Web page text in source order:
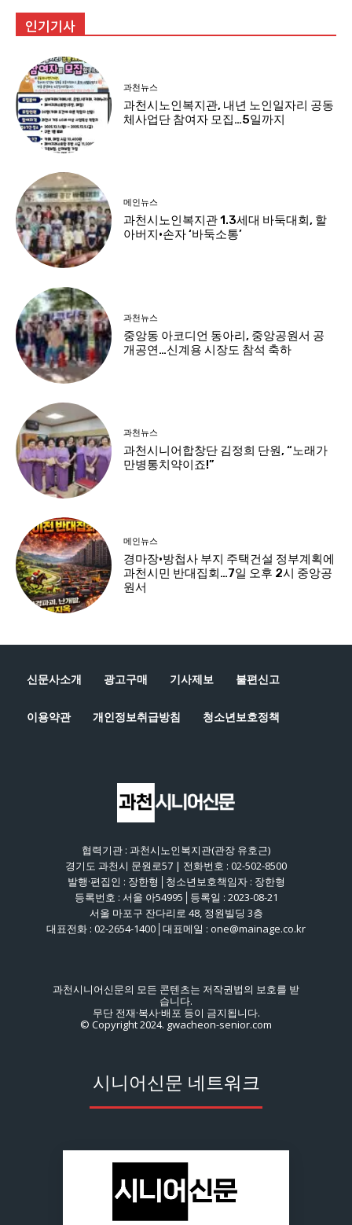
신문사소개 광고구매 기사제보 불편신고
이용약관 개인정보취급방침 청소년보호정책
협력기관 : 과천시노인복지관(관장 유호근)
경기도 과천시 문원로57 | 전화번호 : 02-502-8500
발행·편집인 : 장한형│청소년보호책임자 : 장한형
등록번호 : 서울 아54995│등록일 : 2023-08-21
서울 마포구 잔다리로 48, 정원빌딩 3층
대표전화 : 02-2654-1400│대표메일 : one@mainage.co.kr
과천시니어신문의 모든 콘텐츠는 저작권법의 보호를 받
습니다.
무단 전재·복사·배포 등이 금지됩니다.
© Copyright 2024. gwacheon-senior.com
시니어신문 네트워크